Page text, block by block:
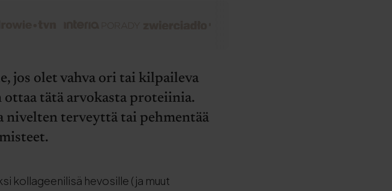
jos olet vahva ori tai kilpaileva
tätä arvokasta proteiinia.
nivelten terveyttä tai pehmentää
kollageenilisä hevosille (ja muut